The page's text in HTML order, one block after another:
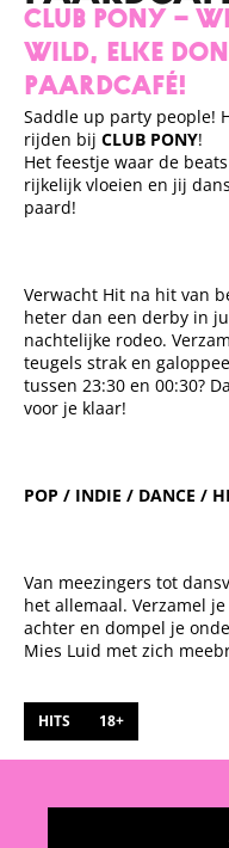
CLUB PONY –
WILD, ELKE
PAARDCAFÉ!
Saddle up party people!
rijden bij CLUB PONY!
Het feestje waar de
rijkelijk vloeien en jij
paard!
Verwacht Hit na hit van
heter dan een derby in
nachtelijke rodeo.
teugels strak en
tussen 23:30 en 00:30?
voor je klaar!
POP / INDIE / DANCE /
Van meezingers tot
het allemaal. Verzamel
achter en dompel je
Mies Luid met zich
HITS 18+